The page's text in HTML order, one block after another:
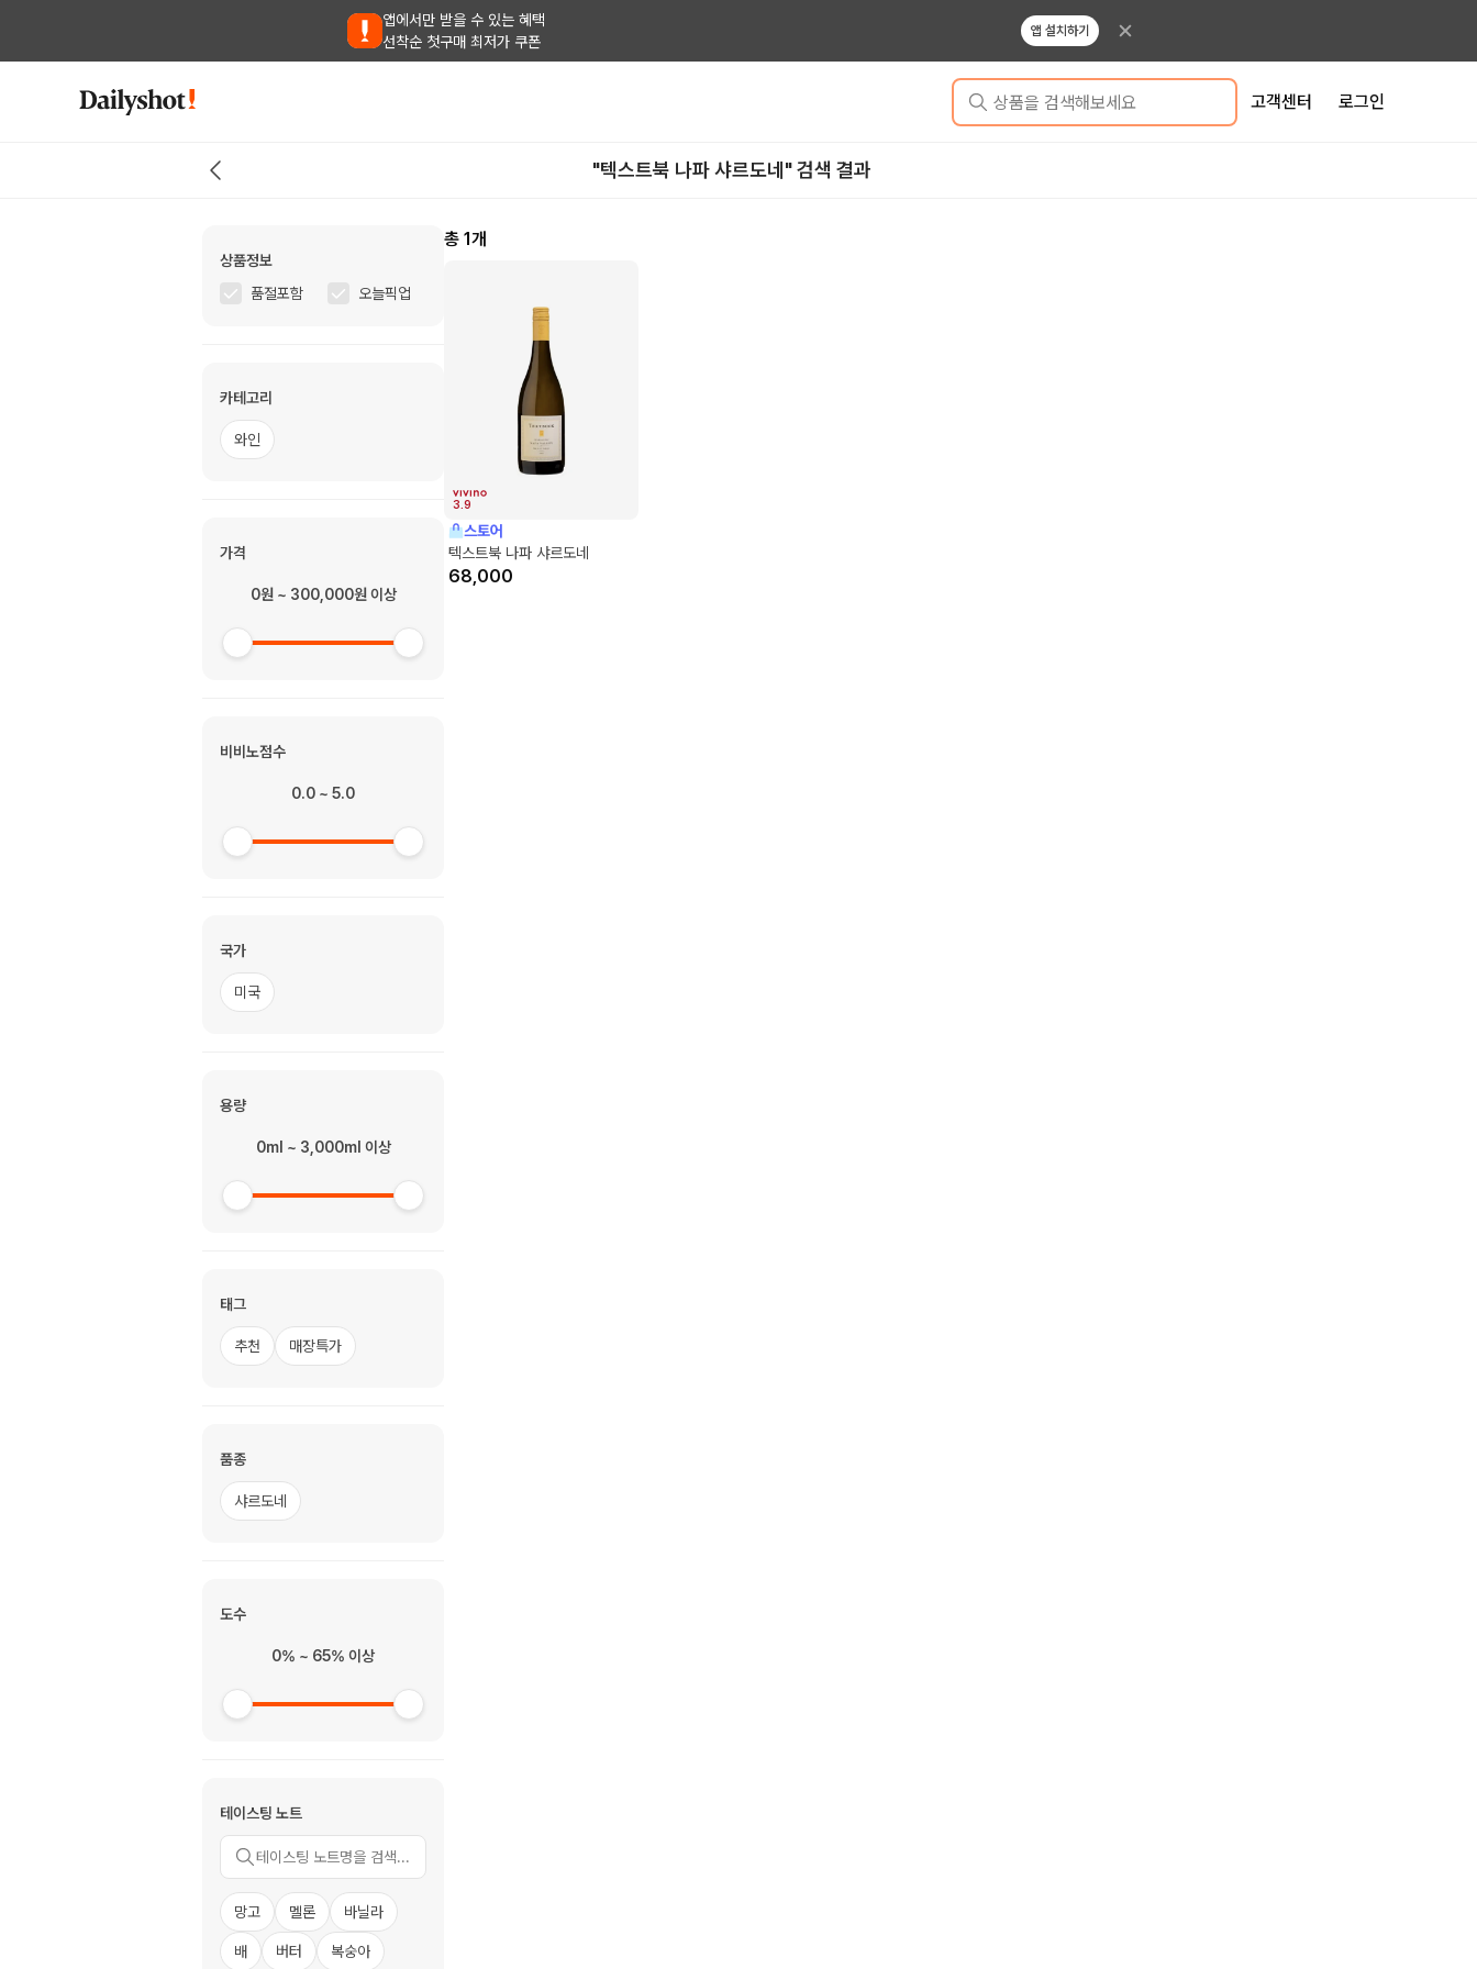
앱에서만 받을 수 있는 혜택
선착순 첫구매 최저가 쿠폰
앱 설치하기
상품을 검색해보세요 고객센터 로그인
"텍스트북 나파 샤르도네" 검색 결과
상품정보
품절포함
오늘픽업
카테고리
와인
가격
0원 ~ 300,000원 이상
비비노점수
0.0 ~ 5.0
국가
미국
용량
0ml ~ 3,000ml 이상
태그
추천 매장특가
품종
샤르도네
도수
0% ~ 65% 이상
테이스팅 노트
망고 멜론 바닐라
배 버터 복숭아
총 1개
3.9
스토어
텍스트북 나파 샤르도네
68,000